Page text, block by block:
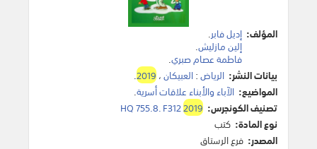
المؤلف: إديل فابر.
إلين مازليش.
فاطمة عصام صبري.
بيانات النشر: الرياض:العبيكان،2019
.
المواضيع: الآباء والأبناء علاقات أسرية.
تصنيف الكونجرس:
HQ 755.8. F3122019
نوع المادة: كتب
المصدر: فرع الرستاق